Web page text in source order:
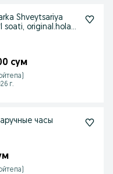
Shveytsariya
soati, original.holati
сум
г.
часы